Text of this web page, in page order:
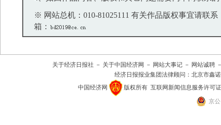
※ 网站总机：010-81025111 有关作品版权事宜请联系
箱：
关于经济日报社 － 关于中国经济网 － 网站大事记 － 网站诚聘
经济日报报业集团法律顾问： 北京市鑫
中国经济网
版权所有 互联网新闻信息服务许可证
京公